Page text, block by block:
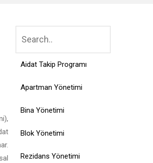
Aidat Takip Programı
Apartman Yönetimi
Bina Yönetimi
Blok Yönetimi
Rezidans Yönetimi